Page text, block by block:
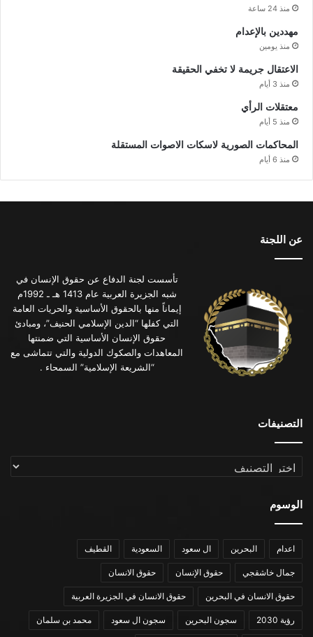
منذ 24 ساعة
مهددين بالإعدام
منذ يومين
الاعتقال جريمة لا تخفي الحقيقة
منذ 3 أيام
معتقلات الرأي
منذ 5 أيام
المحاكمات الصورية لاسكات الاصوات المستقلة
منذ 6 أيام
عن اللجنة
تأسست لجنة الدفاع عن حقوق الإنسان في
شبه الجزيرة العربية عام 1413 هـ ـ 1992م
إيماناً منها بالحقوق الأساسية والحريات العامة
التي كفلها “الدين الإسلامي الحنيف”، ومبادئ
حقوق الإنسان الأساسية التي ضمنتها
المعاهدات والصكوك الدولية والتي تتماشى مع
“الشريعة الإسلامية” السمحاء .
التصنيفات
التصنيفات
الوسوم
اعدام البحرين ال سعود السعودية القطيف
جمال خاشقجي حقوق الإنسان حقوق الانسان
حقوق الانسان في البحرين حقوق الانسان في الجزيرة العربية
رؤية 2030 سجون البحرين سجون ال سعود محمد بن سلمان